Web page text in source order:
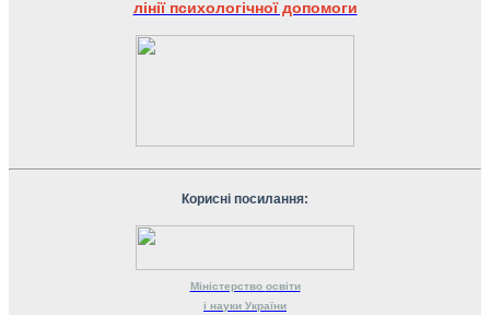
лінії психологічної допомоги
Корисні посилання:
Міністерство освіти
і науки України